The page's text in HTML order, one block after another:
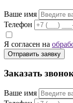
Ваше имя
Телефон
Я согласен на
Отправить заявку
Заказать
Ваше имя